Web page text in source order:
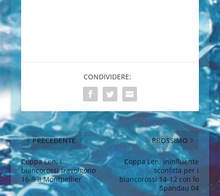
CONDIVIDERE:
PRECEDENTE
Coppa Len, i
biancorossi travolgono
16-9 il Montpellier
PROSSIMO
Coppa Len, ininfluente
sconfitta per i
biancorossi 14-12 con lo
Spandau 04